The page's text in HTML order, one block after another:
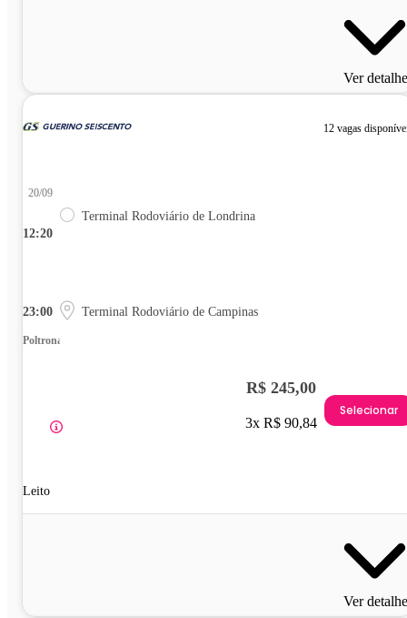
Ver
12 vagas
12:20
20/09
Terminal Rodoviário de Londrina
23:00 Terminal Rodoviário de Campinas
Poltrona
Leito
R$ 245,00
3x R$ 90,84
Selecionar
Ver